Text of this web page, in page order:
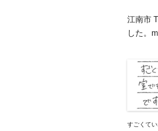
江南市
した。
すごくて